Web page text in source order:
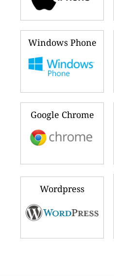
Windows Phone
Google Chrome
Wordpress